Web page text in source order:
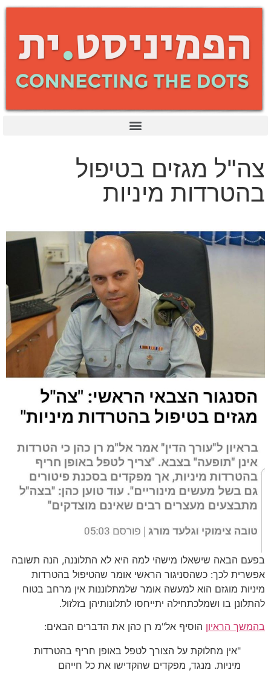
צה"ל מגזים בטיפול
בהטרדות מיניות
בפעם הבאה שישאלו מישהי למה היא לא התלוננה, הנה תשובה
אפשרית לכך: כשהסניגור הראשי אומר שהטיפול בהטרדות
מיניות מוגזם הוא למעשה אומר שלמתלוננות אין מרחב בטוח
להתלונן בו ושמלכתחילה יתייחסו לתלונותיהן בזלזול.
בהמשך הראיון הוסיף אל"מ רן כהן את הדברים הבאים:
"אין מחלוקת על הצורך לטפל באופן חריף בהטרדות
מיניות. מנגד, מפקדים שהקדישו את כל חייהם